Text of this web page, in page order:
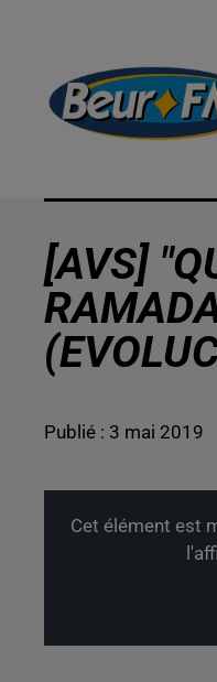
[AVS]
Publié : 3 mai 2019
Cet élément est